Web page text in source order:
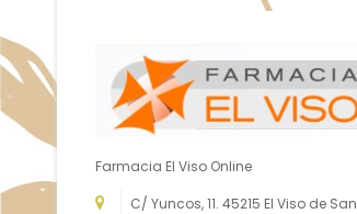
Farmacia El Viso Online
C/ Yuncos, 11. 45215 El Viso de San